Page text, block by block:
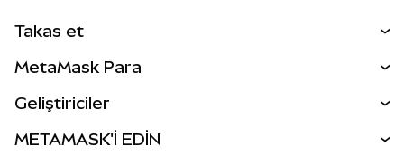
Takas et
Perps
RWA'lar
MetaMask Para
Geliştiriciler
METAMASK'İ EDİN